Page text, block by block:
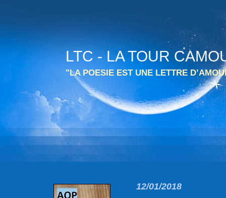
LTC - LA TOUR
"LA POESIE EST UNE LETTRE
12/01/2018